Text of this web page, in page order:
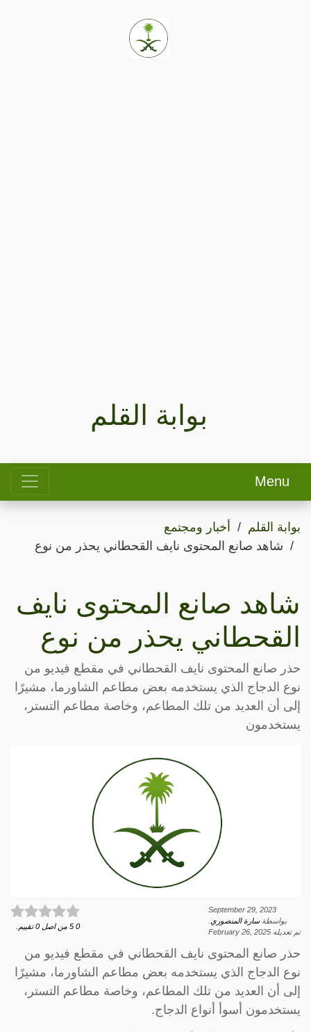
بوابة القلم
Menu
بوابة القلم
أخبار ومجتمع
شاهد صانع المحتوى نايف القحطاني يحذر من نوع
شاهد صانع المحتوى نايف
القحطاني يحذر من نوع
حذر صانع المحتوى نايف القحطاني في مقطع فيديو من
نوع الدجاج الذي يستخدمه بعض مطاعم الشاورما، مشيرًا
إلى أن العديد من تلك المطاعم، وخاصة مطاعم التستر،
يستخدمون
September 29, 2023
بواسطةسارة المنصوري
تم تعديله February 26, 2025
0
5 من اصل 0 تقييم.
حذر صانع المحتوى نايف القحطاني في مقطع فيديو من
نوع الدجاج الذي يستخدمه بعض مطاعم الشاورما، مشيرًا
إلى أن العديد من تلك المطاعم، وخاصة مطاعم التستر،
يستخدمون أسوأ أنواع الدجاج.